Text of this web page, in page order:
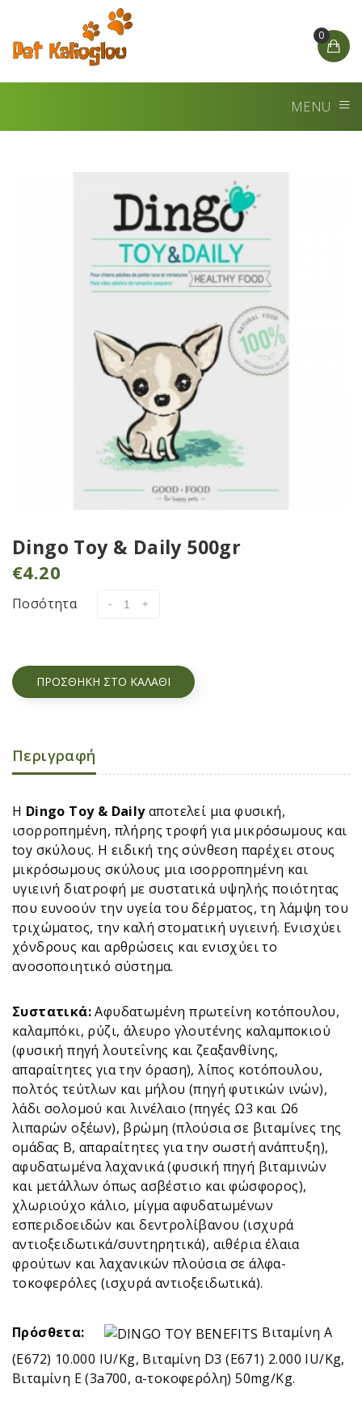
0
MENU
Dingo Toy & Daily 500gr
€4.20
Ποσότητα
ΠΡΟΣΘΉΚΗ ΣΤΟ ΚΑΛΆΘΙ
Περιγραφή
H Dingo Toy & Dailyαποτελεί μια φυσική,
ισορροπημένη, πλήρης τροφή για μικρόσωμους και
toy σκύλους. Η ειδική της σύνθεση παρέχει στους
μικρόσωμους σκύλους μια ισορροπημένη και
υγιεινή διατροφή με συστατικά υψηλής ποιότητας
που ευνοούν την υγεία του δέρματος, τη λάμψη του
τριχώματος, την καλή στοματική υγιεινή. Ενισχύει
χόνδρους και αρθρώσεις και ενισχύει το
ανοσοποιητικό σύστημα.
Συστατικά:Αφυδατωμένη πρωτείνη κοτόπουλου,
καλαμπόκι, ρύζι, άλευρο γλουτένης καλαμποκιού
(φυσική πηγή λουτεΐνης και ζεαξανθίνης,
απαραίτητες για την όραση), λίπος κοτόπουλου,
πολτός τεύτλων και μήλου (πηγή φυτικών ινών),
λάδι σολομού και λινέλαιο (πηγές Ω3 και Ω6
λιπαρών οξέων), βρώμη (πλούσια σε βιταμίνες της
ομάδας Β, απαραίτητες για την σωστή ανάπτυξη),
αφυδατωμένα λαχανικά (φυσική πηγή βιταμινών
και μετάλλων όπως ασβέστιο και φώσφορος),
χλωριούχο κάλιο, μίγμα αφυδατωμένων
εσπεριδοειδών και δεντρολίβανου (ισχυρά
αντιοξειδωτικά/συντηρητικά), αιθέρια έλαια
φρούτων και λαχανικών πλούσια σε άλφα-
τοκοφερόλες (ισχυρά αντιοξειδωτικά).
Πρόσθετα:
Βιταμίνη Α
(E672) 10.000 ΙU/Kg, Βιταμίνη D3 (E671) 2.000 IU/Kg,
Bιταμίνη Ε (3a700, α-τοκοφερόλη) 50mg/Kg.